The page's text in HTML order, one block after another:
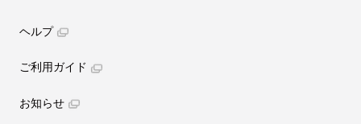
ヘルプ
ご利用ガイド
お知らせ